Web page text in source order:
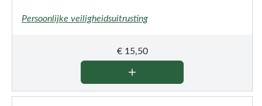
Persoonlijke veiligheidsuitrusting
€15,50